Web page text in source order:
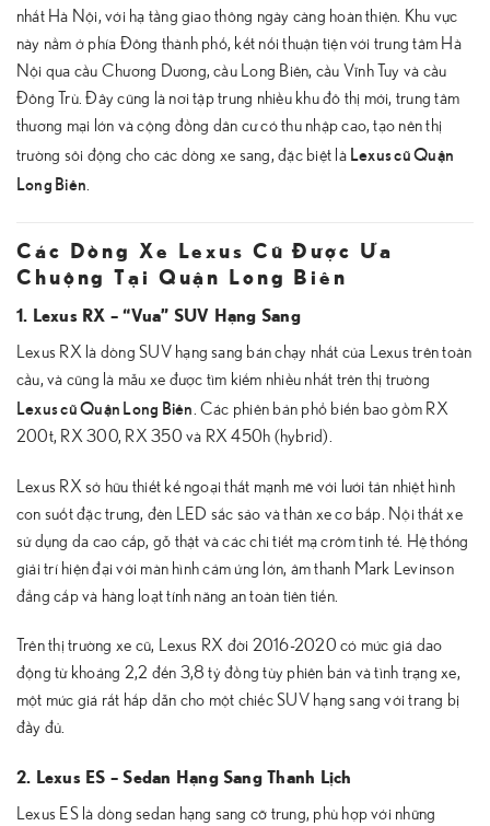
nhất Hà Nội, với hạ tầng giao thông ngày càng hoàn thiện. Khu vực
này nằm ở phía Đông thành phố, kết nối thuận tiện với trung tâm Hà
Nội qua cầu Chương Dương, cầu Long Biên, cầu Vĩnh Tuy và cầu
Đông Trù. Đây cũng là nơi tập trung nhiều khu đô thị mới, trung tâm
thương mại lớn và cộng đồng dân cư có thu nhập cao, tạo nên thị
trường sôi động cho các dòng xe sang, đặc biệt là Lexus cũ Quận
Long Biên.
Các Dòng Xe Lexus Cũ Được Ưa
Chuộng Tại Quận Long Biên
1. Lexus RX – “Vua” SUV Hạng Sang
Lexus RX là dòng SUV hạng sang bán chạy nhất của Lexus trên toàn
cầu, và cũng là mẫu xe được tìm kiếm nhiều nhất trên thị trường
Lexus cũ Quận Long Biên . Các phiên bản phổ biến bao gồm RX
200t, RX 300, RX 350 và RX 450h (hybrid).
Lexus RX sở hữu thiết kế ngoại thất mạnh mẽ với lưới tản nhiệt hình
con suốt đặc trưng, đèn LED sắc sảo và thân xe cơ bắp. Nội thất xe
sử dụng da cao cấp, gỗ thật và các chi tiết mạ crôm tinh tế. Hệ thống
giải trí hiện đại với màn hình cảm ứng lớn, âm thanh Mark Levinson
đẳng cấp và hàng loạt tính năng an toàn tiên tiến.
Trên thị trường xe cũ, Lexus RX đời 2016-2020 có mức giá dao
động từ khoảng 2,2 đến 3,8 tỷ đồng tùy phiên bản và tình trạng xe,
một mức giá rất hấp dẫn cho một chiếc SUV hạng sang với trang bị
đầy đủ.
2. Lexus ES – Sedan Hạng Sang Thanh Lịch
Lexus ES là dòng sedan hạng sang cỡ trung, phù hợp với những